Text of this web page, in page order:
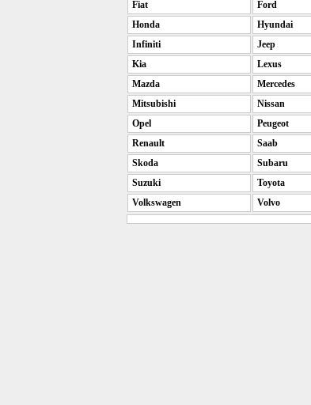
Fiat
Ford
Honda
Hyundai
Infiniti
Jeep
Kia
Lexus
Mazda
Mercedes
Mitsubishi
Nissan
Opel
Peugeot
Renault
Saab
Skoda
Subaru
Suzuki
Toyota
Volkswagen
Volvo